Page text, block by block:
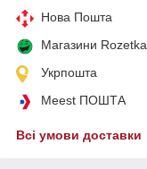
Нова Пошта
Магазини Rozetka
Укрпошта
Meest ПОШТА
Всі умови доставки